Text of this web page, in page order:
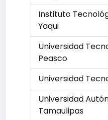
Instituto
Yaqui
Universidad
Peasco
Universidad
Universidad
Tamaulipas